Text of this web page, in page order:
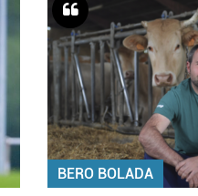
BERO BOLADA